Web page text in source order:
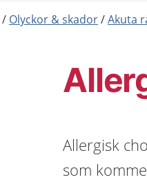
Olyckor & skador Akuta
Allergisk
som